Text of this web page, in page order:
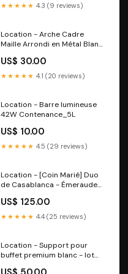
★★★★★ 4.3 (9 reviews)
Location - Arche Cadre
Maille Arrondi en Métal Blanc
US$ 30.00
★★★★★ 4.1 (20 reviews)
Location - Barre lumineuse
42W Contenance_5L
US$ 10.00
★★★★★ 4.5 (29 reviews)
Location - [Coin Marié] Duo
de Casablanca - Émeraude
US$ 125.00
★★★★★ 4.4 (25 reviews)
Location - Support pour
buffet premium blanc - lot